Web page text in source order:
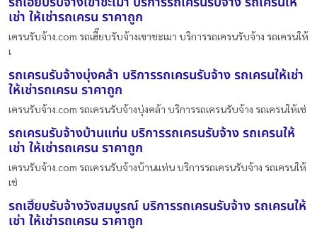
เช่า ให้เช่ารถเครน ราคาถูก
เครนรับจ้าง.com รถเฮี๊ยบรับจ้างเขาชะเมา บริการรถเครนรับจ้าง รถเครนให้
เ
รถเครนรับจ้างบุ่งคล้า บริการรถเครนรับจ้าง รถเครนให้เช่า
ให้เช่ารถเครน ราคาถูก
เครนรับจ้าง.com รถเครนรับจ้างบุ่งคล้า บริการรถเครนรับจ้าง รถเครนให้เช่
รถเครนรับจ้างบ้านแท่น บริการรถเครนรับจ้าง รถเครนให้
เช่า ให้เช่ารถเครน ราคาถูก
เครนรับจ้าง.com รถเครนรับจ้างบ้านแท่น บริการรถเครนรับจ้าง รถเครนให้
เช่
รถเฮี๊ยบรับจ้างวังสมบูรณ์ บริการรถเครนรับจ้าง รถเครนให้
เช่า ให้เช่ารถเครน ราคาถูก